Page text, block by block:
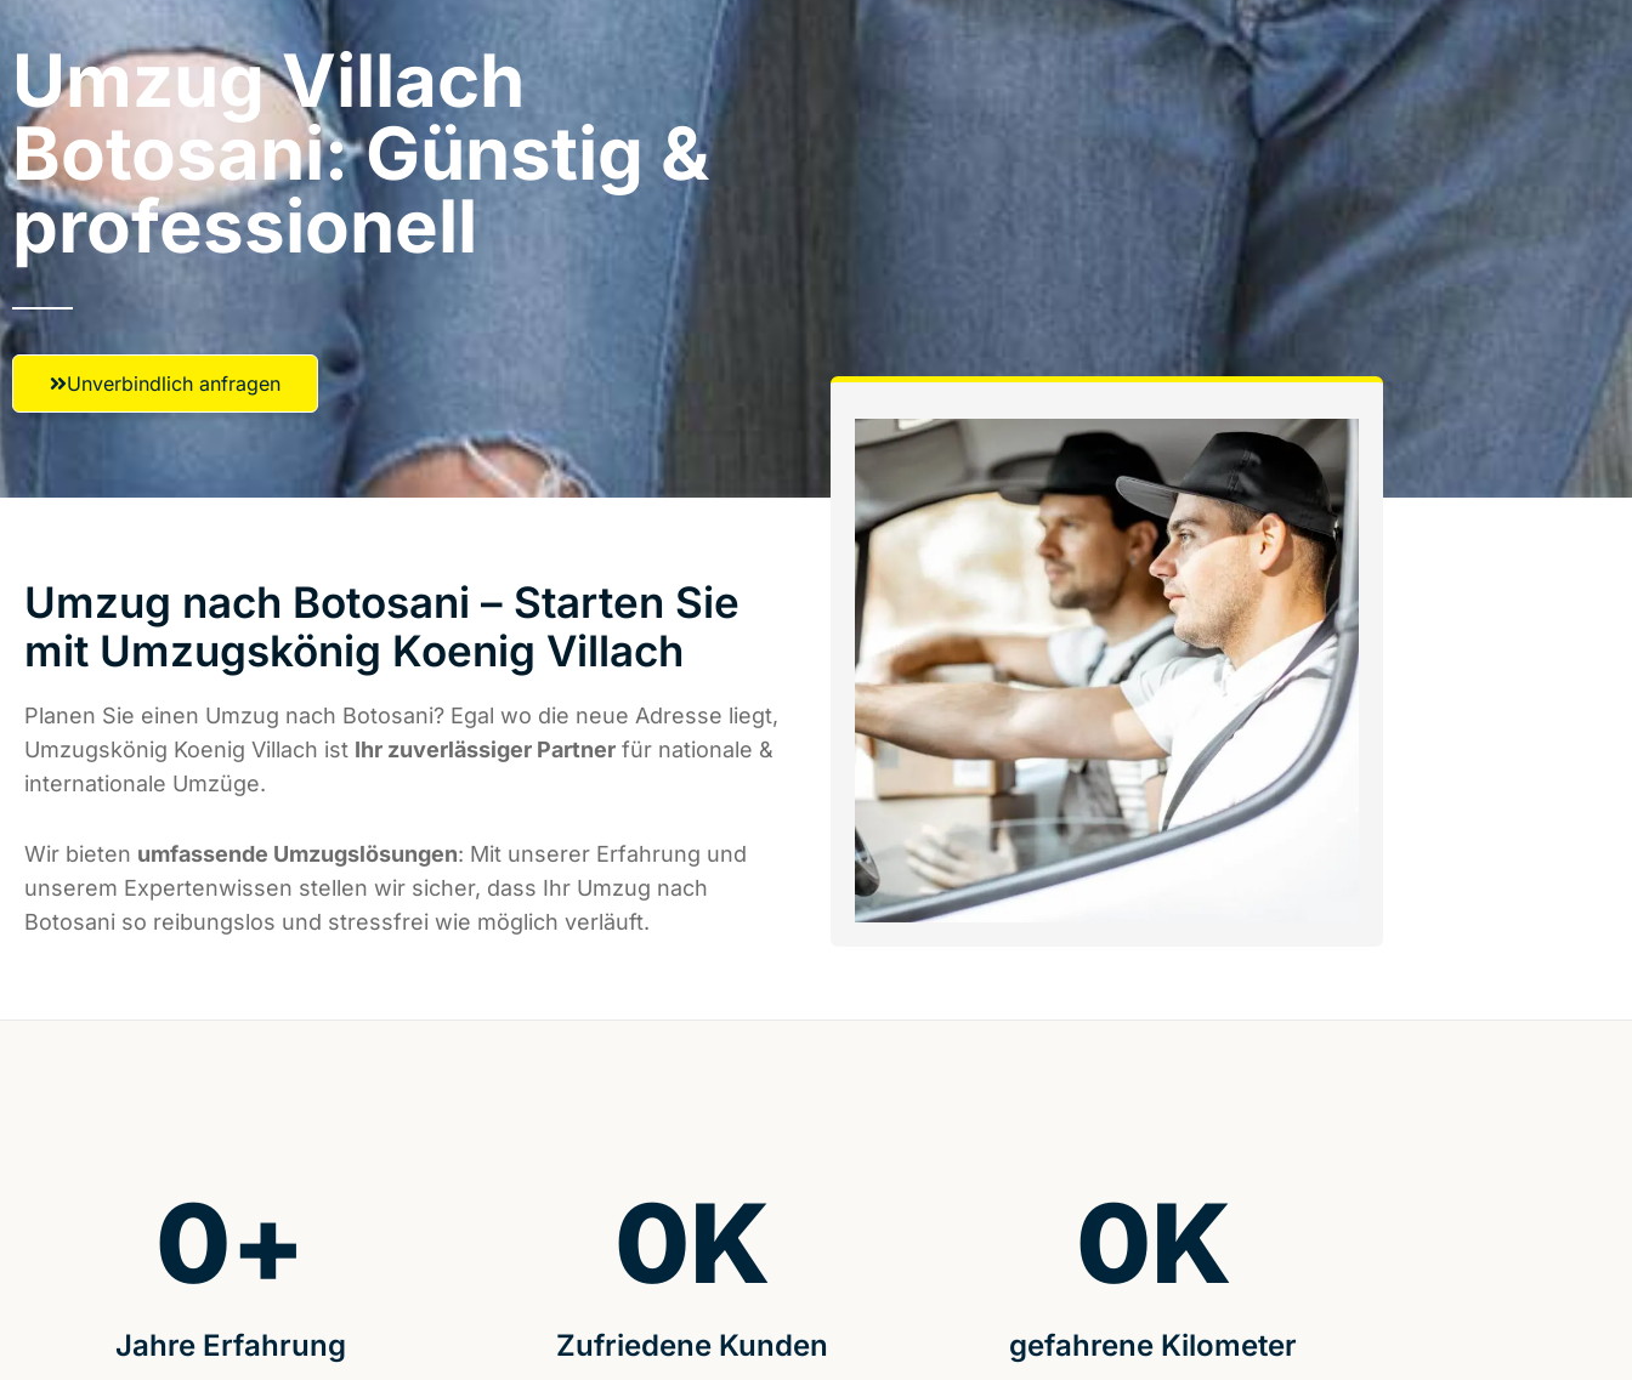
Umzug Villach​
Botosani: Günstig &
professionell​
Unverbindlich anfragen
Umzug nach Botosani – Starten Sie
mit Umzugskönig Koenig Villach
Planen Sie einen Umzug nach Botosani? Egal wo die neue Adresse liegt,
Umzugskönig Koenig Villach ist Ihr zuverlässiger Partner für nationale &
internationale Umzüge.
Wir bieten umfassende Umzugslösungen: Mit unserer Erfahrung und
unserem Expertenwissen stellen wir sicher, dass Ihr Umzug nach
Botosani so reibungslos und stressfrei wie möglich verläuft.
Jahre Erfahrung
0+
Zufriedene Kunden
0K
gefahrene Kilometer
0K